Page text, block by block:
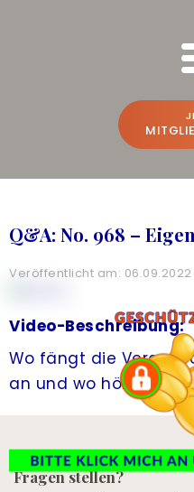
FREESPIRIT
Bruno
BEWUSSTSEINS-
PREMIUM-PLATTFORM
ACREATE THE
ONLINE-POWER-TRAINING
ALLE ANGEBOTE
Q&A: No. 968 –
Veröffentlicht am: 06.09.2022
Video-Beschreibung:
Wo fängt die
an und wo hört sie
Du möchtest alle Q & A
Fragen stellen?